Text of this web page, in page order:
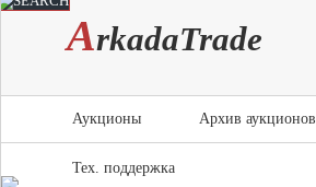
ArkadaTrade
Аукционы Архив аукционов
Тех. поддержка